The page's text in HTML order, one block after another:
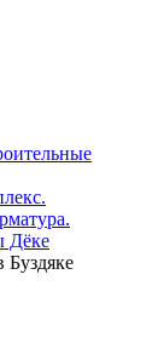
Дёке